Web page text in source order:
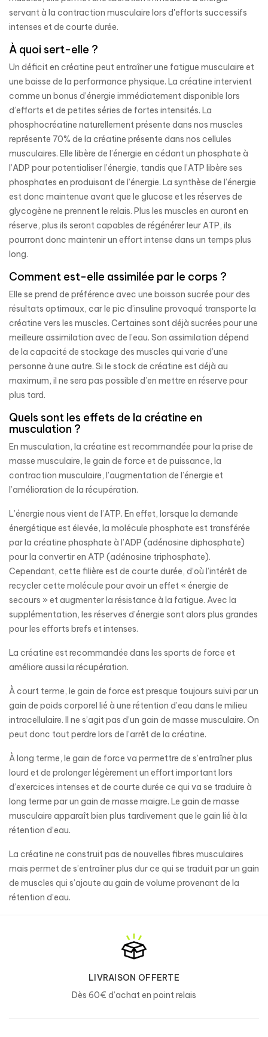
servant à la contraction musculaire lors d'efforts successifs
intenses et de courte durée.
À quoi sert-elle ?
Un déficit en créatine peut entraîner une fatigue musculaire et
une baisse de la performance physique. La créatine intervient
comme un bonus d’énergie immédiatement disponible lors
d’efforts et de petites séries de fortes intensités. La
phosphocréatine naturellement présente dans nos muscles
représente 70% de la créatine présente dans nos cellules
musculaires. Elle libère de l’énergie en cédant un phosphate à
l’ADP pour potentialiser l’énergie, tandis que l’ATP libère ses
phosphates en produisant de l’énergie. La synthèse de l’énergie
est donc maintenue avant que le glucose et les réserves de
glycogène ne prennent le relais. Plus les muscles en auront en
réserve, plus ils seront capables de régénérer leur ATP, ils
pourront donc maintenir un effort intense dans un temps plus
long.
Comment est-elle assimilée par le corps ?
Elle se prend de préférence avec une boisson sucrée pour des
résultats optimaux, car le pic d’insuline provoqué transporte la
créatine vers les muscles. Certaines sont déjà sucrées pour une
meilleure assimilation avec de l’eau. Son assimilation dépend
de la capacité de stockage des muscles qui varie d’une
personne à une autre. Si le stock de créatine est déjà au
maximum, il ne sera pas possible d’en mettre en réserve pour
plus tard.
Quels sont les effets de la créatine en
musculation ?
En musculation, la créatine est recommandée pour la prise de
masse musculaire, le gain de force et de puissance, la
contraction musculaire, l’augmentation de l’énergie et
l’amélioration de la récupération.
L’énergie nous vient de l’ATP. En effet, lorsque la demande
énergétique est élevée, la molécule phosphate est transférée
par la créatine phosphate à l’ADP (adénosine diphosphate)
pour la convertir en ATP (adénosine triphosphate).
Cependant, cette filière est de courte durée, d’où l’intérêt de
recycler cette molécule pour avoir un effet « énergie de
secours » et augmenter la résistance à la fatigue. Avec la
supplémentation, les réserves d’énergie sont alors plus grandes
pour les efforts brefs et intenses.
La créatine est recommandée dans les sports de force et
améliore aussi la récupération.
À court terme, le gain de force est presque toujours suivi par un
gain de poids corporel lié à une rétention d’eau dans le milieu
intracellulaire. Il ne s’agit pas d’un gain de masse musculaire. On
peut donc tout perdre lors de l’arrêt de la créatine.
À long terme, le gain de force va permettre de s’entraîner plus
lourd et de prolonger légèrement un effort important lors
d’exercices intenses et de courte durée ce qui va se traduire à
long terme par un gain de masse maigre. Le gain de masse
musculaire apparaît bien plus tardivement que le gain lié à la
rétention d’eau.
La créatine ne construit pas de nouvelles fibres musculaires
mais permet de s’entraîner plus dur ce qui se traduit par un gain
de muscles qui s’ajoute au gain de volume provenant de la
rétention d’eau.
LIVRAISON OFFERTE
Dès 60€ d’achat en point relais